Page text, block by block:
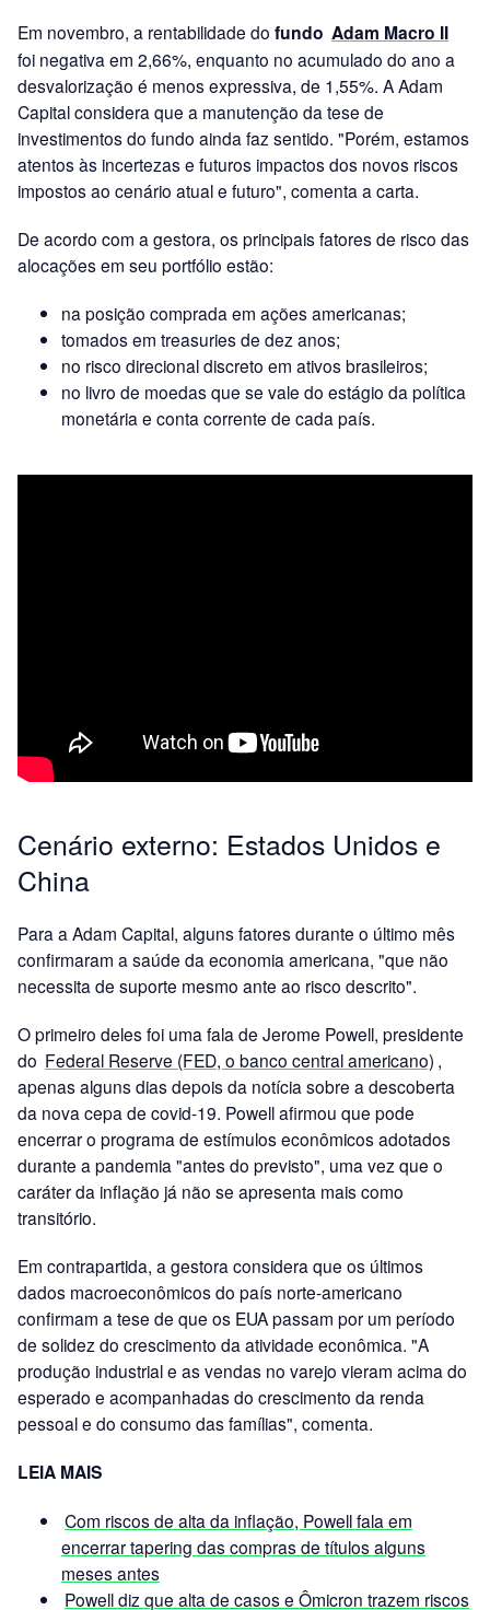
Em novembro, a rentabilidade do fundo Adam Macro II
foi negativa em 2,66%, enquanto no acumulado do ano a
desvalorização é menos expressiva, de 1,55%. A Adam
Capital considera que a manutenção da tese de
investimentos do fundo ainda faz sentido. "Porém, estamos
atentos às incertezas e futuros impactos dos novos riscos
impostos ao cenário atual e futuro", comenta a carta.
De acordo com a gestora, os principais fatores de risco das
alocações em seu portfólio estão:
na posição comprada em ações americanas;
tomados em treasuries de dez anos;
no risco direcional discreto em ativos brasileiros;
no livro de moedas que se vale do estágio da política
monetária e conta corrente de cada país.
Cenário externo: Estados Unidos e
China
Para a Adam Capital, alguns fatores durante o último mês
confirmaram a saúde da economia americana, "que não
necessita de suporte mesmo ante ao risco descrito".
O primeiro deles foi uma fala de Jerome Powell, presidente
do Federal Reserve (FED, o banco central americano) ,
apenas alguns dias depois da notícia sobre a descoberta
da nova cepa de covid-19. Powell afirmou que pode
encerrar o programa de estímulos econômicos adotados
durante a pandemia "antes do previsto", uma vez que o
caráter da inflação já não se apresenta mais como
transitório.
Em contrapartida, a gestora considera que os últimos
dados macroeconômicos do país norte-americano
confirmam a tese de que os EUA passam por um período
de solidez do crescimento da atividade econômica. "A
produção industrial e as vendas no varejo vieram acima do
esperado e acompanhadas do crescimento da renda
pessoal e do consumo das famílias", comenta.
LEIA MAIS
Com riscos de alta da inflação, Powell fala em
encerrar tapering das compras de títulos alguns
meses antes
Powell diz que alta de casos e Ômicron trazem riscos